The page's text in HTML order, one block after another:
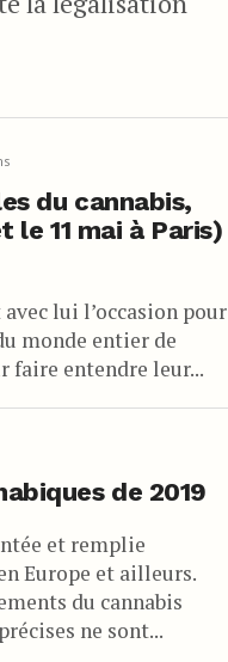
du cannabis,
le 11 mai à Paris)
lui l’occasion pour
monde entier de
faire entendre leur...
de 2019
et remplie
Europe et ailleurs.
du cannabis
ne sont...